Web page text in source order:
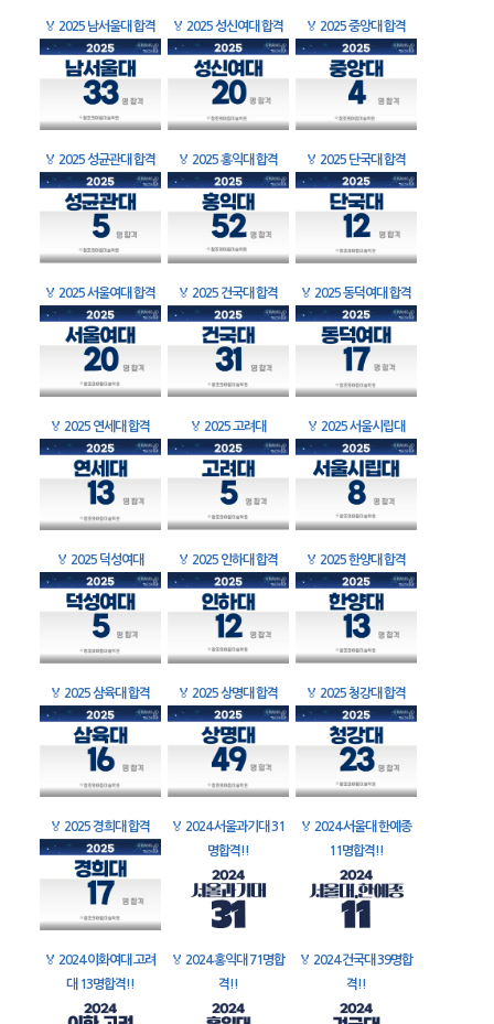
🏅 2025 남서울대 합격 🏅 2025 성신여대 합격 🏅 2025 중앙대 합격
🏅 2025 성균관대 합격 🏅 2025 홍익대 합격 🏅 2025 단국대 합격
🏅 2025 서울여대 합격 🏅 2025 건국대 합격 🏅 2025 동덕여대 합격
🏅 2025 연세대 합격 🏅 2025 고려대 🏅 2025 서울시립대
🏅 2025 덕성여대 🏅 2025 인하대 합격 🏅 2025 한양대 합격
🏅 2025 삼육대 합격 🏅 2025 상명대 합격 🏅 2025 청강대 합격
🏅 2025 경희대 합격 🏅 2024 서울과기대 31
명합격!!
🏅 2024 서울대 한예종
11명합격!!
🏅 2024 이화여대 고려
대 13명합격!!
🏅 2024 홍익대 71명합
격!!
🏅 2024 건국대 39명합
격!!